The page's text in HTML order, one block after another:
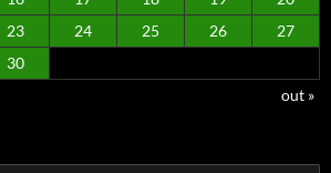
23 24 25 26
27
30
out »